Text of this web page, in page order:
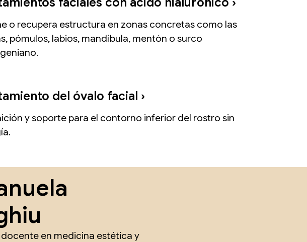
o recupera estructura en zonas concretas como las
pómulos, labios, mandíbula, mentón o surco
del óvalo facial​​ ›
y soporte para el contorno inferior del rostro sin
en medicina estética y